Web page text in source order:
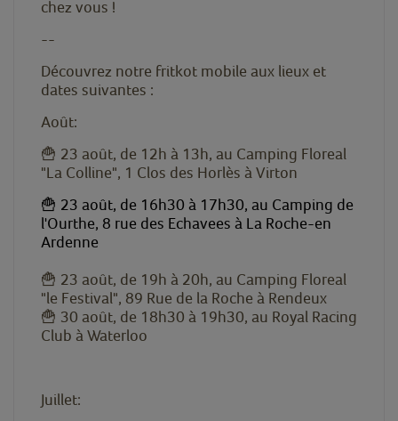
chez vous !
--
Découvrez notre fritkot mobile aux lieux et
dates suivantes :
Août:
🍟 23 août, de 12h à 13h, au Camping Floreal
"La Colline", 1 Clos des Horlès à Virton
🍟 23 août, de 16h30 à 17h30, au Camping de
l'Ourthe, 8 rue des Echavees à La Roche-en
Ardenne
🍟 23 août, de 19h à 20h, au Camping Floreal
"le Festival", 89 Rue de la Roche à Rendeux
🍟 30 août, de 18h30 à 19h30, au Royal Racing
Club à Waterloo
Juillet: